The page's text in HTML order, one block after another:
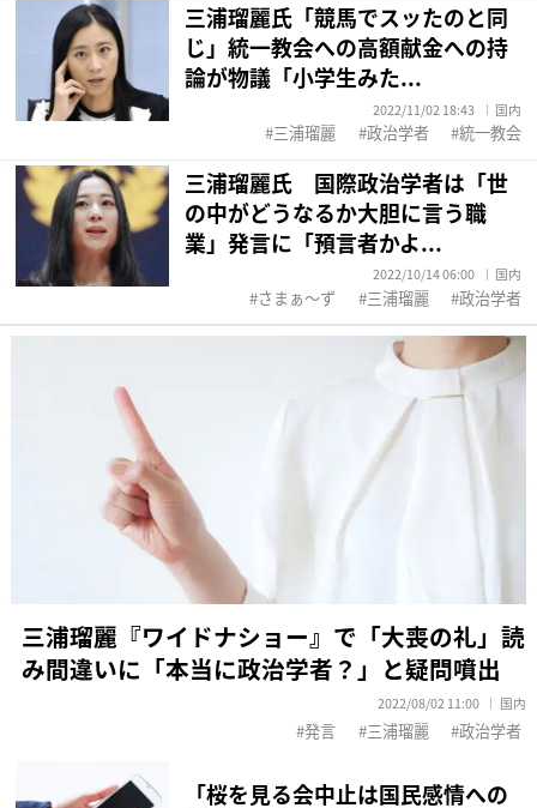
三浦瑠麗氏「競馬でスッたのと同
じ」統一教会への高額献金への持
論が物議「小学生みた...
2022/11/02 18:43 国内
三浦瑠麗 政治学者 統一教会
三浦瑠麗氏 国際政治学者は「世
の中がどうなるか大胆に言う職
業」発言に「預言者かよ...
2022/10/14 06:00 国内
さまぁ～ず 三浦瑠麗 政治学者
三浦瑠麗『ワイドナショー』で「大喪の礼」読
み間違いに「本当に政治学者？」と疑問噴出
2022/08/02 11:00 国内
発言 三浦瑠麗 政治学者
「桜を見る会中止は国民感情への